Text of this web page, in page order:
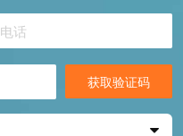
获取验证码